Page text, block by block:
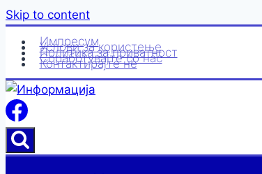
Skip to content
Импресум
Услови за користење
Политика за приватност
Соработувајте со нас
Контактирајте нè